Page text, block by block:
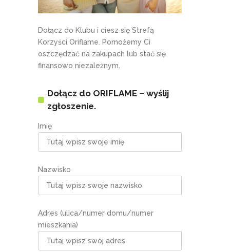
Dołącz do Klubu i ciesz się Strefą
Korzyści Oriflame. Pomożemy Ci
oszczędzać na zakupach lub stać się
finansowo niezależnym.
Dołącz do ORIFLAME – wyślij
zgłoszenie.
Imię
Nazwisko
Adres (ulica/numer domu/numer
mieszkania)